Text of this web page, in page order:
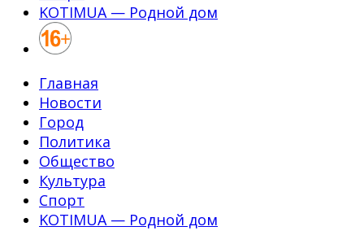
KOTIMUA — Родной дом
Главная
Новости
Город
Политика
Общество
Культура
Спорт
KOTIMUA — Родной дом